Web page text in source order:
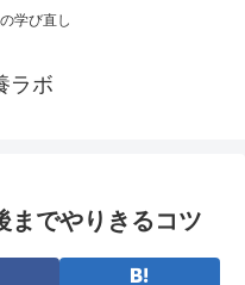
学び直し
ラボ
までやりきるコツ